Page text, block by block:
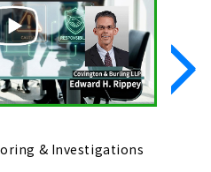
& Investigations